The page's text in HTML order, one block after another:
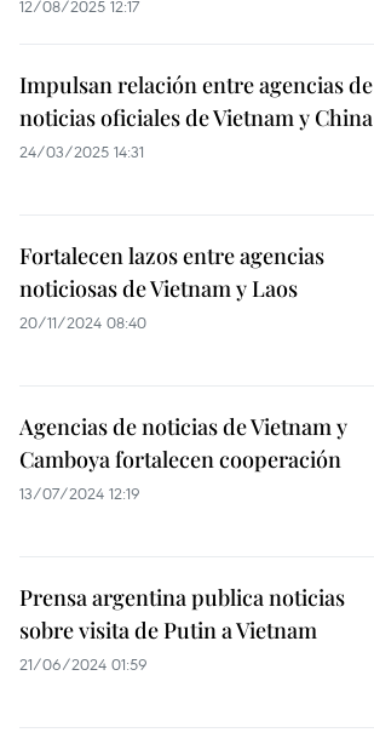
12/08/2025 12:17
Impulsan relación entre agencias de
noticias oficiales de Vietnam y China
24/03/2025 14:31
Fortalecen lazos entre agencias
noticiosas de Vietnam y Laos
20/11/2024 08:40
Agencias de noticias de Vietnam y
Camboya fortalecen cooperación
13/07/2024 12:19
Prensa argentina publica noticias
sobre visita de Putin a Vietnam
21/06/2024 01:59